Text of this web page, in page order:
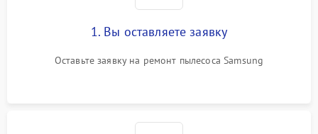
1. Вы оставляете заявку
Оставьте заявку на ремонт пылесоса Samsung